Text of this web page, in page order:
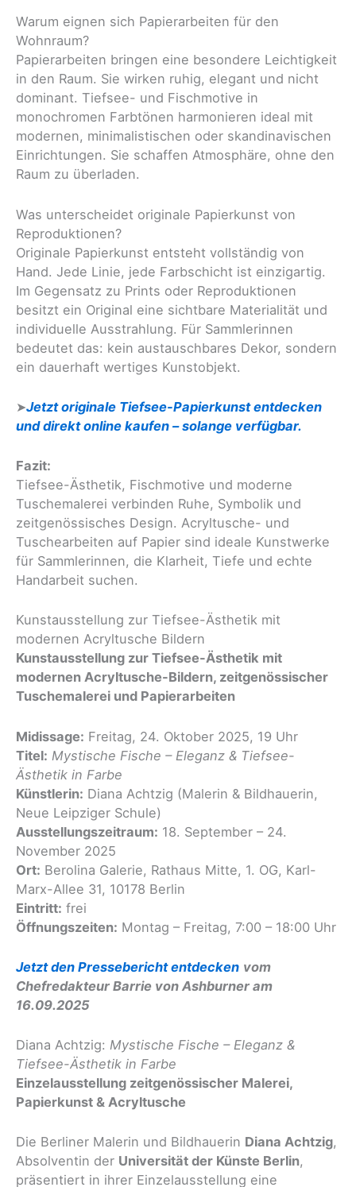
Warum eignen sich Papierarbeiten für den
Wohnraum?
Papierarbeiten bringen eine besondere Leichtigkeit
in den Raum. Sie wirken ruhig, elegant und nicht
dominant. Tiefsee- und Fischmotive in
monochromen Farbtönen harmonieren ideal mit
modernen, minimalistischen oder skandinavischen
Einrichtungen. Sie schaffen Atmosphäre, ohne den
Raum zu überladen.
Was unterscheidet originale Papierkunst von
Reproduktionen?
Originale Papierkunst entsteht vollständig von
Hand. Jede Linie, jede Farbschicht ist einzigartig.
Im Gegensatz zu Prints oder Reproduktionen
besitzt ein Original eine sichtbare Materialität und
individuelle Ausstrahlung. Für Sammlerinnen
bedeutet das: kein austauschbares Dekor, sondern
ein dauerhaft wertiges Kunstobjekt.
➤Jetzt originale Tiefsee-Papierkunst entdecken
und direkt online kaufen – solange verfügbar.
Fazit:
Tiefsee-Ästhetik, Fischmotive und moderne
Tuschemalerei verbinden Ruhe, Symbolik und
zeitgenössisches Design. Acryltusche- und
Tuschearbeiten auf Papier sind ideale Kunstwerke
für Sammlerinnen, die Klarheit, Tiefe und echte
Handarbeit suchen.
Kunstausstellung zur Tiefsee-Ästhetik mit
modernen Acryltusche Bildern
Kunstausstellung zur Tiefsee-Ästhetik mit
modernen Acryltusche-Bildern, zeitgenössischer
Tuschemalerei und Papierarbeiten
Midissage: Freitag, 24. Oktober 2025, 19 Uhr
Titel: Mystische Fische – Eleganz & Tiefsee-
Ästhetik in Farbe
Künstlerin: Diana Achtzig (Malerin & Bildhauerin,
Neue Leipziger Schule)
Ausstellungszeitraum: 18. September – 24.
November 2025
Ort: Berolina Galerie, Rathaus Mitte, 1. OG, Karl-
Marx-Allee 31, 10178 Berlin
Eintritt: frei
Öffnungszeiten: Montag – Freitag, 7:00 – 18:00 Uhr
Jetzt den Pressebericht entdecken vom
Chefredakteur Barrie von Ashburner am
16.09.2025
Diana Achtzig: Mystische Fische – Eleganz &
Tiefsee-Ästhetik in Farbe
Einzelausstellung zeitgenössischer Malerei,
Papierkunst & Acryltusche
Die Berliner Malerin und Bildhauerin Diana Achtzig,
Absolventin der Universität der Künste Berlin,
präsentiert in ihrer Einzelausstellung eine